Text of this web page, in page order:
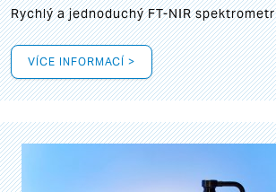
Rychlý a jednoduchý FT-NIR spektrometr
VÍCE INFORMACÍ >